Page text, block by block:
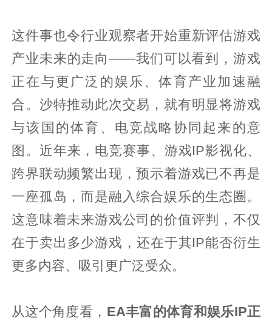
这件事也令行业观察者开始重新评估游戏
产业未来的走向——我们可以看到，游戏
正在与更广泛的娱乐、体育产业加速融
合。沙特推动此次交易，就有明显将游戏
与该国的体育、电竞战略协同起来的意
图。近年来，电竞赛事、游戏IP影视化、
跨界联动频繁出现，预示着游戏已不再是
一座孤岛，而是融入综合娱乐的生态圈。
这意味着未来游戏公司的价值评判，不仅
在于卖出多少游戏，还在于其IP能否衍生
更多内容、吸引更广泛受众。
从这个角度看， EA丰富的体育和娱乐IP正